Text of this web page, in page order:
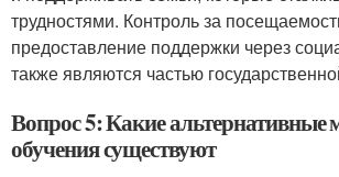
трудностями. Контроль за
предоставление поддержки через
также являются частью
Вопрос 5: Какие альтернативные
обучения существуют